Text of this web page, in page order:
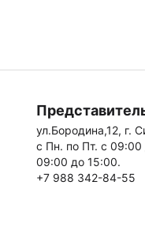
ул.Бородина,12, г.
с Пн. по Пт. с 09:00
09:00 до 15:00.
+7 988 342-84-55